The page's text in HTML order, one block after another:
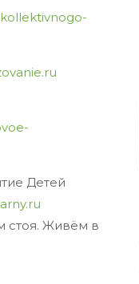
Детей
стоя. Живём в